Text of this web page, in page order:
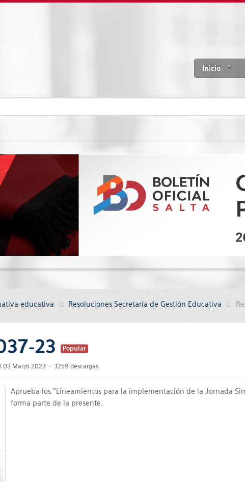
Inicio
educativa Resoluciones Secretaría de Gestión Educativa
23 Popular
03 Marzo 2023 3259 descargas
Aprueba los "Lineamientos para la implementación de la Jornada
forma parte de la presente.